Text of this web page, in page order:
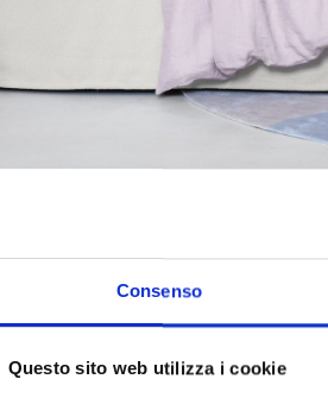
Consenso
Questo sito web utilizza i cookie
combinación de modernidad y
marco de la cama con revestimiento de
Además, gracias a la
garantizando así la máxima versatilidad
es una obra maestra de elegancia.